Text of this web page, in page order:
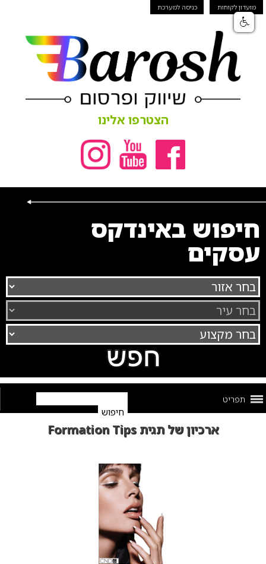
מועדון לקוחות כניסה למערכת
הצטרפו אלינו
חיפוש באינדקס
עסקים
תפריט
ארכיון של תגית Formation Tips